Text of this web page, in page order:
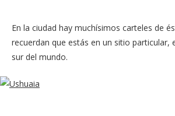
En la ciudad hay muchísimos carteles de
recuerdan que estás en un sitio particular,
sur del mundo.